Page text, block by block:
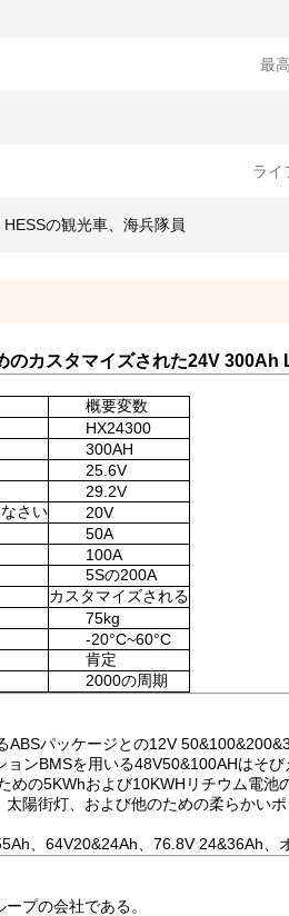
最
ライ
HESSの観光車、海兵隊員
のカスタマイズされた24V 300Ah
概要変数
HX24300
300AH
25.6V
29.2V
さい
20V
50A
100A
5Sの200A
カスタマイズされる
75kg
-20°C~60°C
肯定
2000の周期
パッケージとの12V
ンBMSを用いる48V50&100AHはそび
の5KWhおよび10KWHリチウム電池
陽街灯、および他のための柔らかい
、64V20&24Ah、76.8V 24&36Ah、
プの会社である。